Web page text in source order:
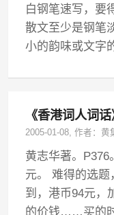
白钢笔速写，要
散文至少是钢笔
小的韵味或文字
《香港词人词话
2005-01-08, 作者：黄
黄志华著。P376
元。 难得的选题
到，港币94元，
的价钱……买的